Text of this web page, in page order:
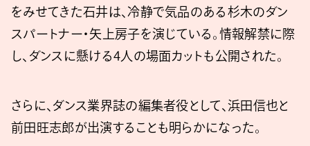
をみせてきた石井は、冷静で気品のある杉木のダン
スパートナー・矢上房子を演じている。情報解禁に際
し、ダンスに懸ける4人の場面カットも公開された。
さらに、ダンス業界誌の編集者役として、浜田信也と
前田旺志郎が出演することも明らかになった。